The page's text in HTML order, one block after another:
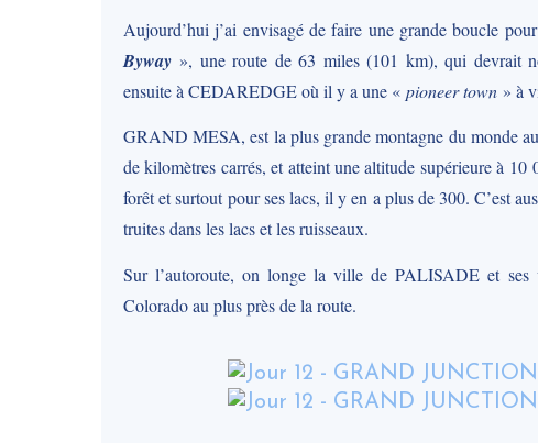
Aujourd’hui j’ai envisagé de faire une grande boucle
Byway », une route de 63 miles (101 km), qui devrait
ensuite à CEDAREDGE où il y a une « pioneer town » à
GRAND MESA, est la plus grande montagne du monde
de kilomètres carrés, et atteint une altitude supérieure à
forêt et surtout pour ses lacs, il y en a plus de 300. C’est
truites dans les lacs et les ruisseaux.
Sur l’autoroute, on longe la ville de PALISADE et ses
Colorado au plus près de la route.